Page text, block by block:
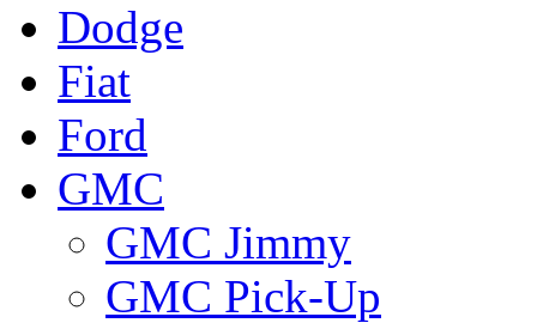
Dodge
Fiat
Ford
GMC
GMC Jimmy
GMC Pick-Up